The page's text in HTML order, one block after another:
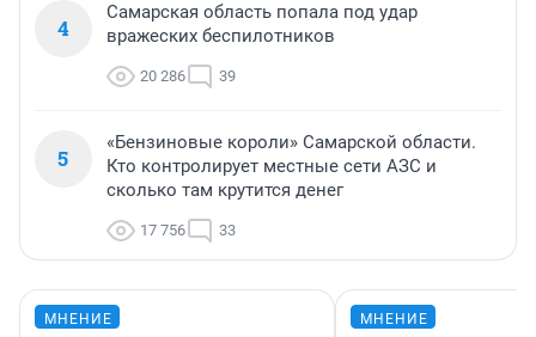
4
Самарская область попала под удар
вражеских беспилотников
20 286 39
5
«Бензиновые короли» Самарской области.
Кто контролирует местные сети АЗС и
сколько там крутится денег
17 756 33
МНЕНИЕ МНЕНИЕ